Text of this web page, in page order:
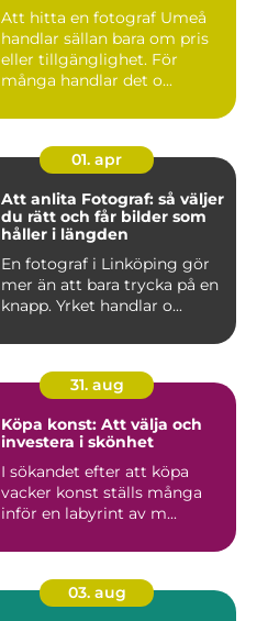
Att hitta en fotograf Umeå
handlar sällan bara om pris
eller tillgänglighet. För
många handlar det o...
01. apr
Att anlita Fotograf: så väljer
du rätt och får bilder som
håller i längden
En fotograf i Linköping gör
mer än att bara trycka på en
knapp. Yrket handlar o...
31. aug
Köpa konst: Att välja och
investera i skönhet
I sökandet efter att köpa
vacker konst ställs många
inför en labyrint av m...
03. aug